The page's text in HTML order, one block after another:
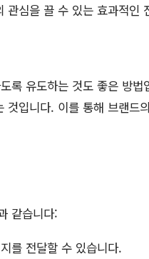
관심을 끌 수 있는 효과적인
록 유도하는 것도 좋은 방
입니다. 이를 통해 브랜드
같습니다:
를 전달할 수 있습니다.